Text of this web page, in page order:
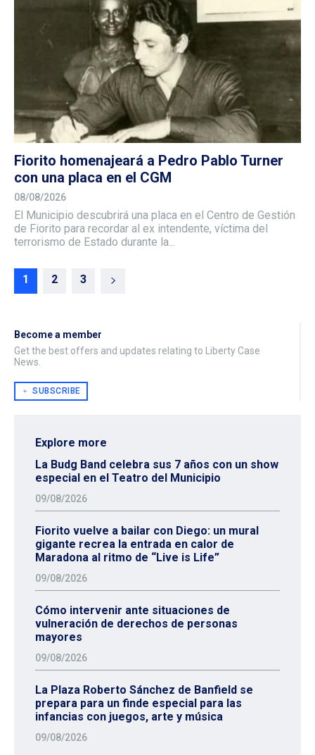
Fiorito homenajeará a Pedro Pablo Turner
con una placa en el CGM
08/08/2026
El Municipio descubrirá una placa en el Centro de Gestión
de Fiorito para recordar al ex intendente, víctima del
terrorismo de Estado durante la...
1 2 3
Become a member
Get the best offers and updates relating to Liberty Case
News.
﹢ SUBSCRIBE
Explore more
La Budg Band celebra sus 7 años con un show
especial en el Teatro del Municipio
09/08/2026
Fiorito vuelve a bailar con Diego: un mural
gigante recrea la entrada en calor de
Maradona al ritmo de “Live is Life”
09/08/2026
Cómo intervenir ante situaciones de
vulneración de derechos de personas
mayores
09/08/2026
La Plaza Roberto Sánchez de Banfield se
prepara para un finde especial para las
infancias con juegos, arte y música
09/08/2026